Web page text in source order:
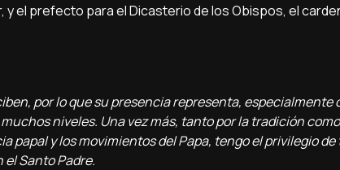
y el prefecto para el Dicasterio de los Obispos, el
por lo que su presencia representa, especialmente
niveles. Una vez más, tanto por la tradición
papal y los movimientos del Papa, tengo el privilegio
Santo Padre.